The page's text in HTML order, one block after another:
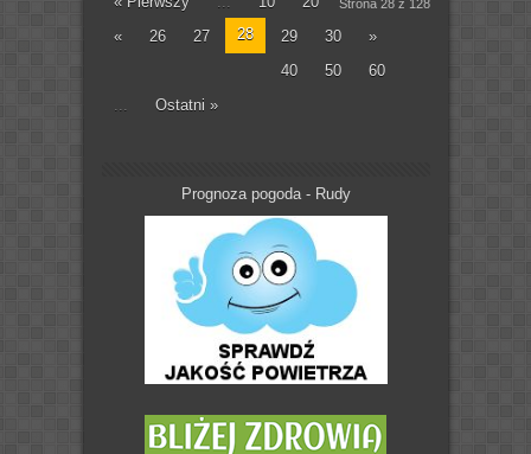
Strona 28 z 128
«
26 27 28 29 30
»
40
50
60
Ostatni »
Prognoza pogoda - Rudy